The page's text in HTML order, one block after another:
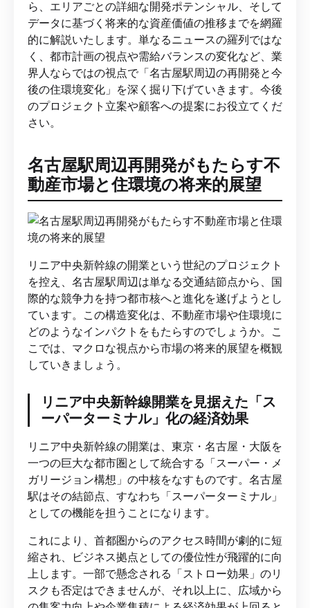
ら、エリアごとの詳細な開発ポテンシャル、そして
データに基づく将来的な資産価値の推移までを網羅
的に解説いたします。単なるニュースの羅列ではな
く、都市計画の視点や需給バランスの変化など、業
界人ならではの視点で「名古屋駅周辺の再開発と今
後の住環境変化」を深く掘り下げていきます。今後
のプロジェクト立案や顧客への提案にお役立てくだ
さい。
名古屋駅周辺再開発がもたらす不
動産市場と住環境の将来的展望
リニア中央新幹線の開業という世紀のプロジェクト
を控え、名古屋駅周辺は単なる交通結節点から、国
際的な競争力を持つ都市核へと進化を遂げようとし
ています。この構造変化は、不動産市場や住環境に
どのようなインパクトをもたらすのでしょうか。こ
こでは、マクロな視点から市場の将来的展望を概観
していきましょう。
リニア中央新幹線開業を見据えた「ス
ーパーターミナル」化の経済効果
リニア中央新幹線の開業は、東京・名古屋・大阪を
一つの巨大な都市圏として統合する「スーパー・メ
ガリージョン構想」の中核をなすものです。名古屋
駅はその結節点、すなわち「スーパーターミナル」
としての機能を担うことになります。
これにより、首都圏からのアクセス時間が劇的に短
縮され、ビジネス拠点としての優位性が飛躍的に向
上します。一部で懸念される「ストロー効果」のリ
スクも否定はできませんが、それ以上に、広域から